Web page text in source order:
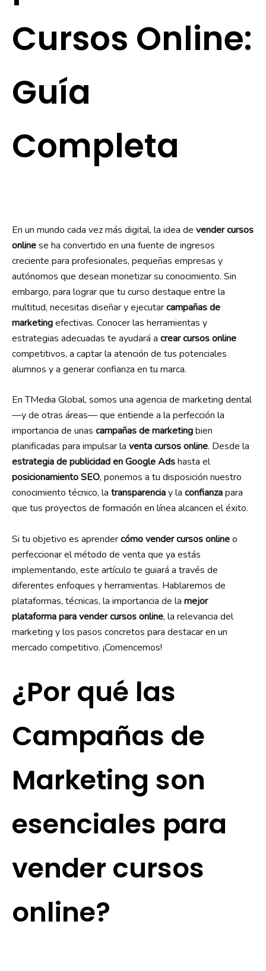
Cursos Online:
Guía
Completa
En un mundo cada vez más digital, la idea de vender cursos
onlinese ha convertido en una fuente de ingresos
creciente para profesionales, pequeñas empresas y
autónomos que desean monetizar su conocimiento. Sin
embargo, para lograr que tu curso destaque entre la
multitud, necesitas diseñar y ejecutarcampañas de
marketingefectivas. Conocer las herramientas y
estrategias adecuadas te ayudará a crear cursos online
competitivos, a captar la atención de tus potenciales
alumnos y a generar confianza en tu marca.
En TMedia Global, somos una agencia de marketing dental
—y de otras áreas— que entiende a la perfección la
importancia de unas campañas de marketingbien
planificadas para impulsar la venta cursos online. Desde la
estrategia de publicidad en Google Adshasta el
posicionamiento SEO, ponemos a tu disposición nuestro
conocimiento técnico, la transparenciay la confianzapara
que tus proyectos de formación en línea alcancen el éxito.
Si tu objetivo es aprendercómo vender cursos onlineo
perfeccionar el método de venta que ya estás
implementando, este artículo te guiará a través de
diferentes enfoques y herramientas. Hablaremos de
plataformas, técnicas, la importancia de la mejor
plataforma para vender cursos online, la relevancia del
marketing y los pasos concretos para destacar en un
mercado competitivo. ¡Comencemos!
¿Por qué las
Campañas de
Marketing son
esenciales para
vender cursos
online?